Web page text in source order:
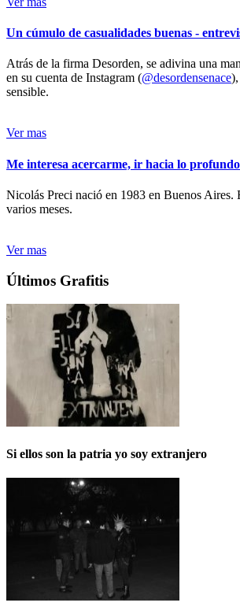
Un cúmulo de casualidades buenas -
Atrás de la firma Desorden, se adivina una
en su cuenta de Instagram (@desordensenace
sensible.
Ver mas
Me interesa acercarme, ir hacia lo
Nicolás Preci nació en 1983 en Buenos Aires.
varios meses.
Ver mas
Últimos Grafitis
Si ellos son la patria yo soy extranjero